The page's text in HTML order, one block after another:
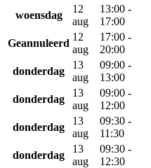
woensdag
12
aug
13:00 -
17:00
Geannuleerd
12
aug
17:00 -
20:00
donderdag
13
aug
09:00 -
13:00
donderdag
13
aug
09:00 -
12:00
donderdag
13
aug
09:30 -
11:30
donderdag
13
aug
09:30 -
12:30